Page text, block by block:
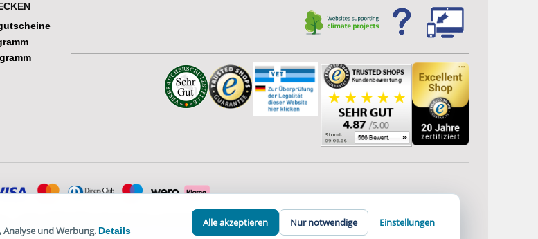
- e.Kfr. 1998-2026. Alle Rechte vorbehalten.
inkl. Mehrwertsteuer, zzgl.Versandkosten
und Werbung. Details
Alle akzeptieren Nur notwendige Einstellungen